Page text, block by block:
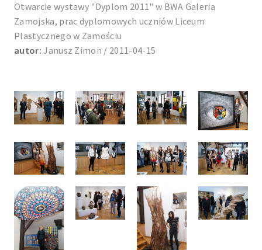
Otwarcie wystawy "Dyplom 2011" w BWA Galeria
Zamojska, prac dyplomowych uczniów Liceum
Plastycznego w Zamościu
autor: Janusz Zimon / 2011-04-15